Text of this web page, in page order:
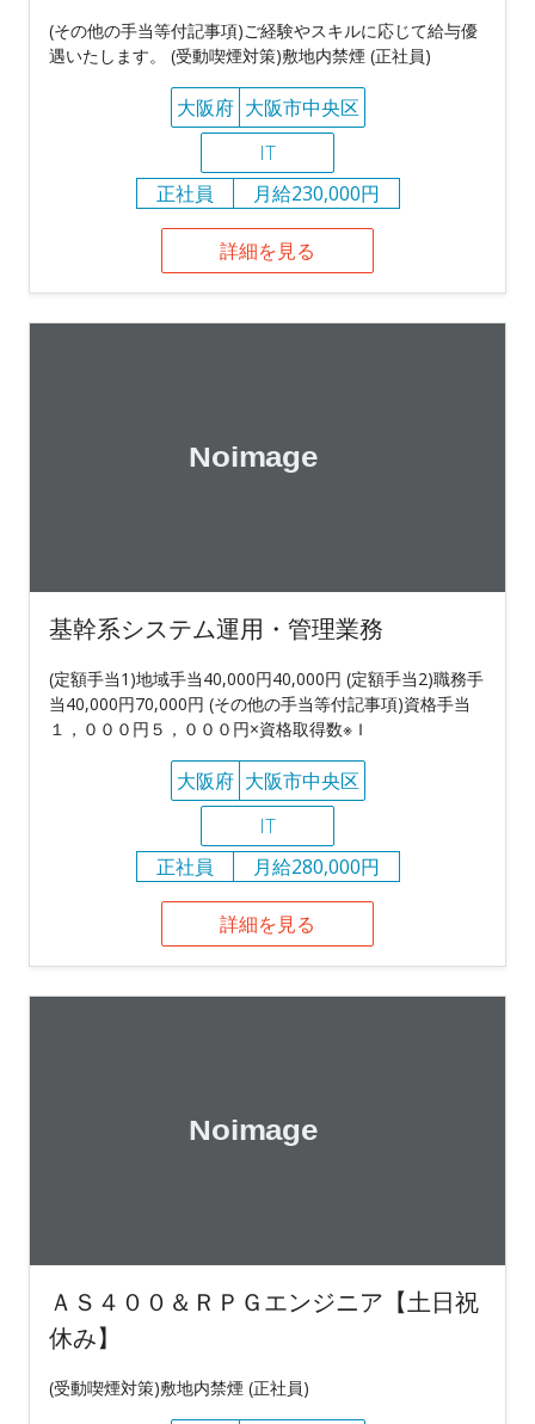
(その他の手当等付記事項)ご経験やスキルに応じて給与優
遇いたします。 (受動喫煙対策)敷地内禁煙 (正社員)
大阪府 大阪市中央区
IT
正社員
月給230,000円
詳細を見る
基幹系システム運用・管理業務
(定額手当1)地域手当40,000円40,000円 (定額手当2)職務手
当40,000円70,000円 (その他の手当等付記事項)資格手当
１，０００円５，０００円×資格取得数※Ｉ
大阪府 大阪市中央区
IT
正社員
月給280,000円
詳細を見る
ＡＳ４００＆ＲＰＧエンジニア【土日祝
休み】
(受動喫煙対策)敷地内禁煙 (正社員)